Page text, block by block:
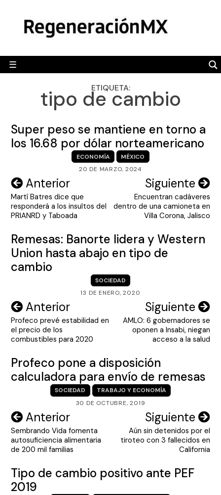
content
☰
POLÍTICA
CAMALEÓN
OPINIÓN
ENGLISH SECTION
VIDEOS
ETIQUETA:
tipo de cambio
Super peso se mantiene en torno a
los 16.68 por dólar norteamericano
ECONOMÍA
MÉXICO
20 DE MARZO, 2024
Navegación
de
entradas
Anterior
Martí Batres dice que
responderá a los insultos del
PRIANRD y Taboada
Siguiente
Encuentran cadáveres
dentro de una camioneta en
Villa Corona, Jalisco
Remesas: Banorte lidera y Western
Union hasta abajo en tipo de
cambio
SOCIEDAD
13 DE ENERO, 2020
Navegación
de
entradas
Anterior
Profeco prevé estabilidad en
el precio de los
combustibles para 2020
Siguiente
AMLO: 6 gobernadores se
oponen a Insabi, niegan
acceso a la salud
Profeco pone a disposición
calculadora para envío de remesas
SOCIEDAD
TRABAJO Y ECONOMÍA
30 DE OCTUBRE, 2019
Navegación
de
entradas
Anterior
Sembrando Vida fomenta
autosuficiencia alimentaria
de 200 mil familias
Siguiente
Aún sin detenidos por el
tiroteo con 3 fallecidos en
California
Tipo de cambio positivo ante PEF
2019